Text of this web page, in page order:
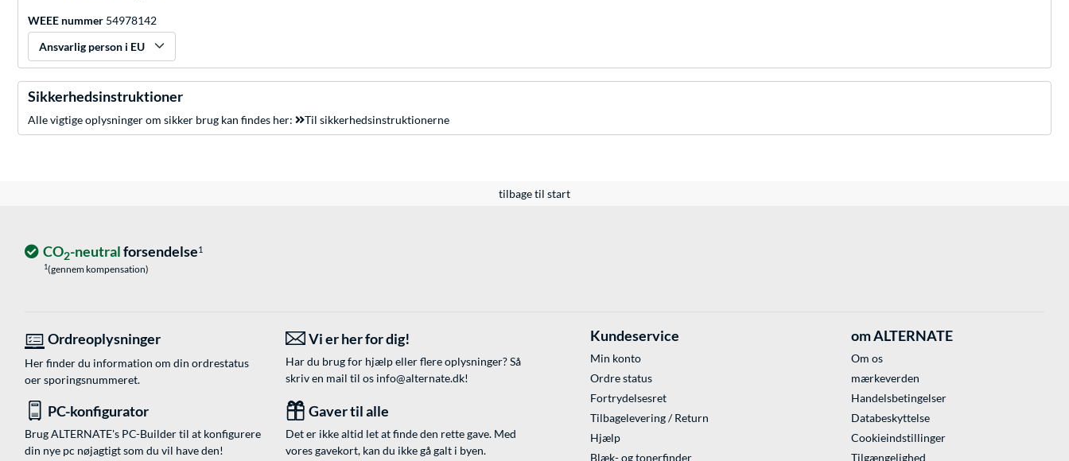
WEEE nummer 54978142
Ansvarlig person i EU
Sikkerhedsinstruktioner
Alle vigtige oplysninger om sikker brug kan findes her: Til sikkerhedsinstruktionerne
tilbage til start
CO2-neutralforsendelse1
1(gennem kompensation)
Ordreoplysninger
Her finder du information om din ordrestatus
oer sporingsnummeret.
Vi er her for dig!
Har du brug for hjælp eller flere oplysninger? Så
skriv en mail til os info@alternate.dk!
PC-konfigurator
Brug ALTERNATE's PC-Builder til at konfigurere
din nye pc nøjagtigt som du vil have den!
Gaver til alle
Det er ikke altid let at finde den rette gave. Med
vores gavekort, kan du ikke gå galt i byen.
Kundeservice
Min konto
Ordre status
Fortrydelsesret
Tilbagelevering / Return
Hjælp
Blæk- og tonerfinder
om ALTERNATE
Om os
mærkeverden
Handelsbetingelser
Databeskyttelse
Cookieindstillinger
Tilgængelighed